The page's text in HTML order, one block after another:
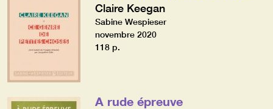
Claire Keegan
Sabine Wespieser
novembre 2020
118 p.
A rude épreuve